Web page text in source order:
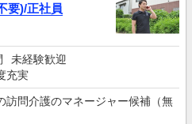
要)/正社員
未経験歓迎
充実
訪問介護のマネージャー候補（無